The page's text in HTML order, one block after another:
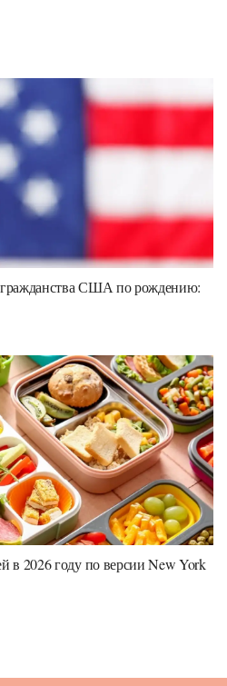
США по рождению:
в 2026 году по версии New York